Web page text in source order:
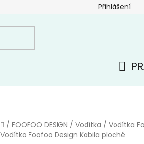
Přihlášení
Domů
/ FOOFOO DESIGN / Vodítka / Vodítka
Vodítko Foofoo Design Kabila ploché